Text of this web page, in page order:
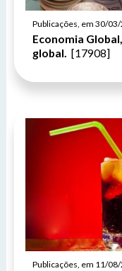
Publicações, em 30/
Economia
global. [17908]
Publicações, em 11/
Expediente:
Das 8h às 12h e
De segunda-feira a
Outras